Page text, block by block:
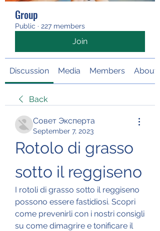
Group
Public · 227 members
Join
Discussion Media Members About
Back
Совет Эксперта
September 7, 2023
Rotolo di grasso
sotto il reggiseno
I rotoli di grasso sotto il reggiseno
possono essere fastidiosi. Scopri
come prevenirli con i nostri consigli
su come dimagrire e tonificare il